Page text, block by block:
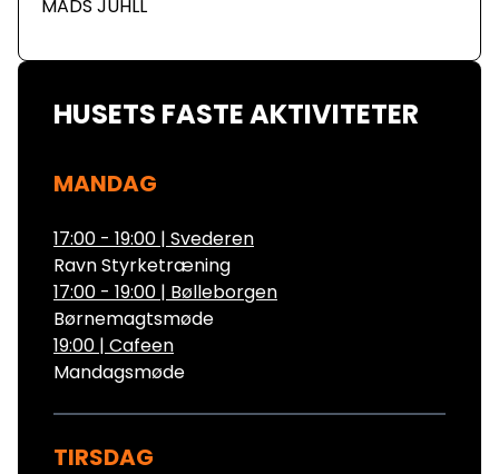
MADS JUHLL
HUSETS FASTE AKTIVITETER
MANDAG
17:00 - 19:00 | Svederen
Ravn Styrketræning
17:00 - 19:00 | Bølleborgen
Børnemagtsmøde
19:00 | Cafeen
Mandagsmøde
TIRSDAG